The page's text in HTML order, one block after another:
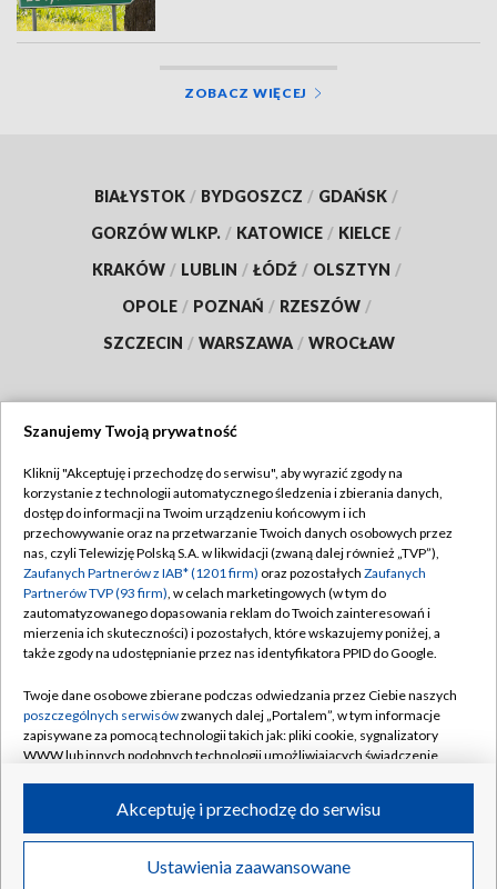
ZOBACZ WIĘCEJ
BIAŁYSTOK / BYDGOSZCZ / GDAŃSK /
GORZÓW WLKP. / KATOWICE / KIELCE /
KRAKÓW / LUBLIN / ŁÓDŹ / OLSZTYN /
OPOLE / POZNAŃ / RZESZÓW /
SZCZECIN / WARSZAWA / WROCŁAW
TVP
Abonament TVP
Emisja w TVP
Centrum informacji TVP
Naziemna Telewizja Cyfrowa
Rada Programowa
System NOS
Informacje o nadawcy
Program dla prasy
Regulamin TVP
Polityka prywatności
Moje zgody
Pomoc
Kontakt
Kanały
©2026 Telewizja Polska S.A. w likwidacji
Szanujemy Twoją prywatność
Kliknij "Akceptuję i przechodzę do serwisu", aby wyrazić zgody na
korzystanie z technologii automatycznego śledzenia i zbierania danych,
dostęp do informacji na Twoim urządzeniu końcowym i ich
przechowywanie oraz na przetwarzanie Twoich danych osobowych przez
nas, czyli Telewizję Polską S.A. w likwidacji (zwaną dalej również „TVP”),
Zaufanych Partnerów z IAB* (1201 firm) oraz pozostałych Zaufanych
Partnerów TVP (93 firm), w celach marketingowych (w tym do
zautomatyzowanego dopasowania reklam do Twoich zainteresowań i
mierzenia ich skuteczności) i pozostałych, które wskazujemy poniżej, a
także zgody na udostępnianie przez nas identyfikatora PPID do Google.
Twoje dane osobowe zbierane podczas odwiedzania przez Ciebie naszych
poszczególnych serwisówzwanych dalej „Portalem”, w tym informacje
zapisywane za pomocą technologii takich jak: pliki cookie, sygnalizatory
WWW lub innych podobnych technologii umożliwiających świadczenie
ruchu w Internecie.
Twoje dane osobowe zbierane podczas odwiedzania przez Ciebie
poszczególnych serwisówna Portalu, takie jak adresy IP, identyfikatory
Ustawienia zaawansowane
Akceptuję i przechodzę do serwisu